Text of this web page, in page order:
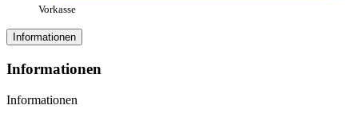
Vorkasse
Informationen
Informationen
Informationen